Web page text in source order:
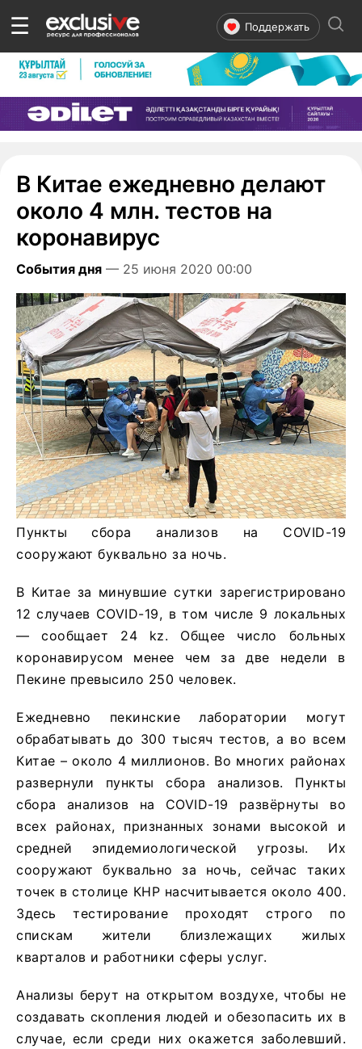
☰ Поддержать
В Китае ежедневно делают
около 4 млн. тестов на
коронавирус
События дня — 25 июня 2020 00:00
Пункты сбора анализов на COVID-19
сооружают буквально за ночь.
В Китае за минувшие сутки зарегистрировано
12 случаев COVID-19, в том числе 9 локальных
— сообщает 24 kz. Общее число больных
коронавирусом менее чем за две недели в
Пекине превысило 250 человек.
Ежедневно пекинские лаборатории могут
обрабатывать до 300 тысяч тестов, а во всем
Китае – около 4 миллионов. Во многих районах
развернули пункты сбора анализов. Пункты
сбора анализов на COVID-19 развёрнуты во
всех районах, признанных зонами высокой и
средней эпидемиологической угрозы. Их
сооружают буквально за ночь, сейчас таких
точек в столице КНР насчитывается около 400.
Здесь тестирование проходят строго по
спискам жители близлежащих жилых
кварталов и работники сферы услуг.
Анализы берут на открытом воздухе, чтобы не
создавать скопления людей и обезопасить их в
случае, если среди них окажется заболевший.